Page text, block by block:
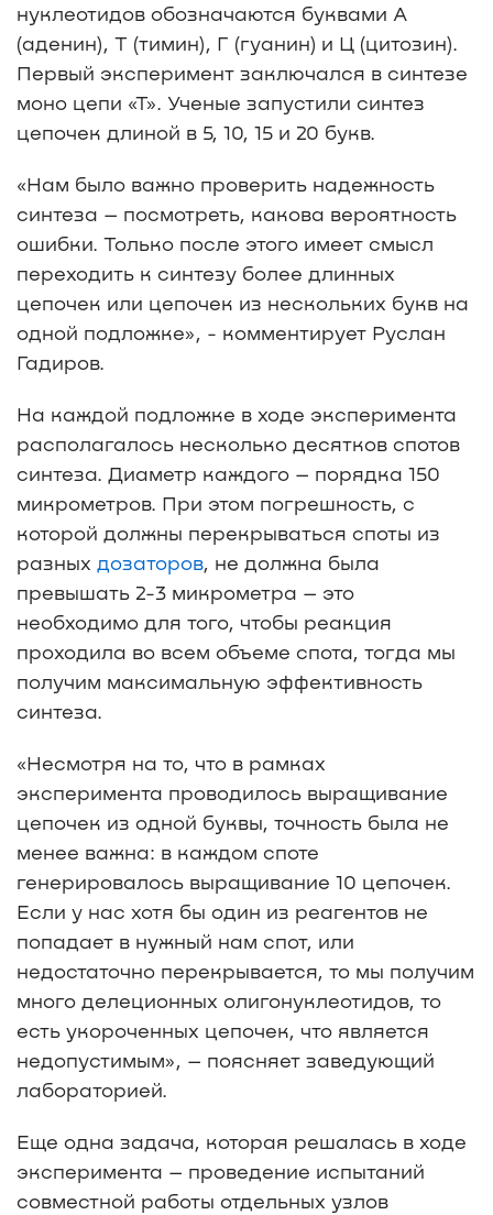
нуклеотидов обозначаются буквами А
(аденин), Т (тимин), Г (гуанин) и Ц (цитозин).
Первый эксперимент заключался в синтезе
моно цепи «Т». Ученые запустили синтез
цепочек длиной в 5, 10, 15 и 20 букв.
«Нам было важно проверить надежность
синтеза – посмотреть, какова вероятность
ошибки. Только после этого имеет смысл
переходить к синтезу более длинных
цепочек или цепочек из нескольких букв на
одной подложке», - комментирует Руслан
Гадиров.
На каждой подложке в ходе эксперимента
располагалось несколько десятков спотов
синтеза. Диаметр каждого – порядка 150
микрометров. При этом погрешность, с
которой должны перекрываться споты из
разных дозаторов, не должна была
превышать 2-3 микрометра – это
необходимо для того, чтобы реакция
проходила во всем объеме спота, тогда мы
получим максимальную эффективность
синтеза.
«Несмотря на то, что в рамках
эксперимента проводилось выращивание
цепочек из одной буквы, точность была не
менее важна: в каждом споте
генерировалось выращивание 10 цепочек.
Если у нас хотя бы один из реагентов не
попадает в нужный нам спот, или
недостаточно перекрывается, то мы получим
много делеционных олигонуклеотидов, то
есть укороченных цепочек, что является
недопустимым», – поясняет заведующий
лабораторией.
Еще одна задача, которая решалась в ходе
эксперимента – проведение испытаний
совместной работы отдельных узлов